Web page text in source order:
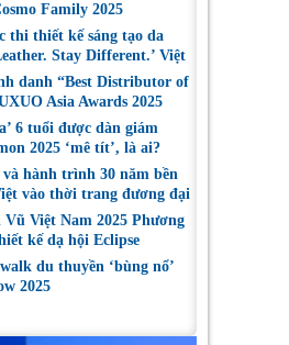
Family 2025
thi thiết kế sáng tạo da
Stay Different.’ Việt
danh “Best Distributor of
Asia Awards 2025
6 tuổi được dàn giám
2025 ‘mê tít’, là ai?
hành trình 30 năm bền
vào thời trang đương đại
Việt Nam 2025 Phương
kế dạ hội Eclipse
du thuyền ‘bùng nổ’
2025